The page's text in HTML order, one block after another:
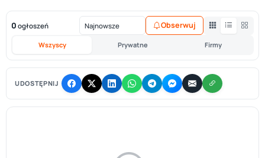
0 ogłoszeń
Wszyscy Prywatne Firmy
Obserwuj
UDOSTĘPNIJ